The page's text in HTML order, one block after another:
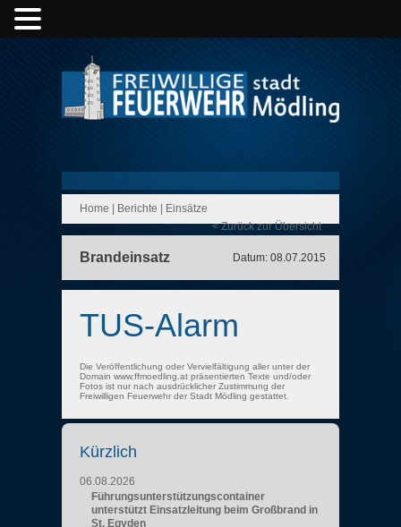
Home Berichte
Einsätze
< Zurück zur Übersicht
Brandeinsatz Datum: 08.07.2015
TUS-Alarm
Die Veröffentlichung oder Vervielfältigung aller unter der
Domain www.ffmoedling.at präsentierten Texte und/oder
Fotos ist nur nach ausdrücklicher Zustimmung der
Freiwilligen Feuerwehr der Stadt Mödling gestattet.
Kürzlich
06.08.2026
Führungsunterstützungscontainer
unterstützt Einsatzleitung beim Großbrand in
St. Egyden